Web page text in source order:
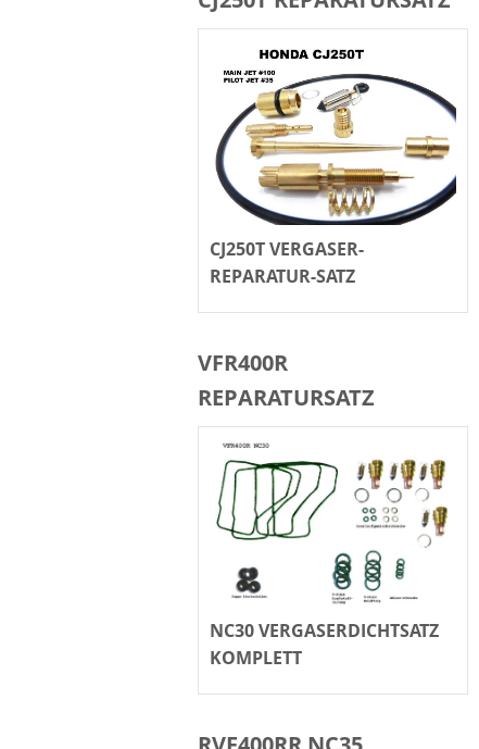
CJ250T VERGASER-
REPARATUR-SATZ
VFR400R
REPARATURSATZ
NC30 VERGASERDICHTSATZ
KOMPLETT